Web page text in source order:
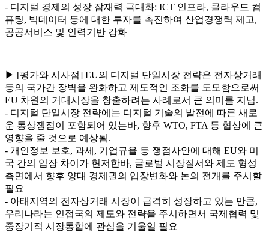
- 디지털 경제의 성장 잠재력 극대화: ICT 인프라, 클라우드 컴
퓨팅, 빅데이터 등에 대한 투자를 촉진하여 산업경쟁력 제고,
공공서비스 및 인력기반 강화
▶ [평가와 시사점] EU의 디지털 단일시장 전략은 전자상거래
등의 국가간 장벽을 완화하고 제도적인 조화를 도모함으로써
EU 차원의 거대시장을 창출하려는 사례로서 큰 의미를 지님.
- 디지털 단일시장 전략에는 디지털 기술의 발전에 따른 새로
운 통상쟁점이 포함되어 있는바, 향후 WTO, FTA 등 협상에 큰
영향을 줄 것으로 예상됨.
- 개인정보 보호, 과세, 기업규율 등 쟁점사안에 대해 EU와 미
국 간의 입장 차이가 현저한바, 글로벌 시장질서와 제도 형성
측면에서 향후 양대 경제권의 입장변화와 논의 전개를 주시할
필요
- 아태지역의 전자상거래 시장이 급격히 성장하고 있는 만큼,
우리나라는 인접국의 제도와 전략을 주시하면서 국제협력 및
중장기적 시장통합에 관심을 기울일 필요